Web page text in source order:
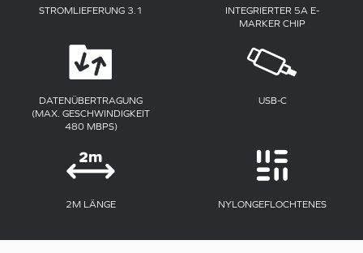
STROMLIEFERUNG 3.1
INTEGRIERTER 5A E-
MARKER CHIP
DATENÜBERTRAGUNG
(MAX. GESCHWINDIGKEIT
480 MBPS)
USB-C
2M LÄNGE NYLONGEFLOCHTENES